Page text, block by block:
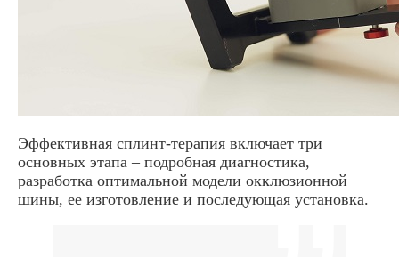
Эффективная сплинт-терапия включает три
основных этапа – подробная диагностика,
разработка оптимальной модели окклюзионной
шины, ее изготовление и последующая установка.